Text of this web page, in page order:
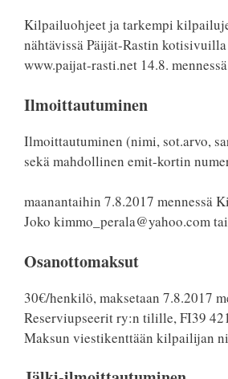
Kilpailuohjeet ja tarkempi
nähtävissä Päijät-Rastin
www.paijat-rasti.net 14.8.
Ilmoittautuminen
Ilmoittautuminen (nimi, sot.arvo,
sekä mahdollinen emit-kortin
maanantaihin 7.8.2017 mennessä
Joko kimmo_perala@yahoo.com
Osanottomaksut
30€/henkilö, maksetaan 7.8.2017
Reserviupseerit ry:n tilille, FI39
Maksun viestikenttään kilpailijan